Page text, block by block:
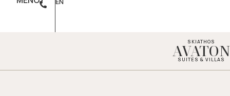
SKIATHOS
AVATON
SUITES & VILLAS